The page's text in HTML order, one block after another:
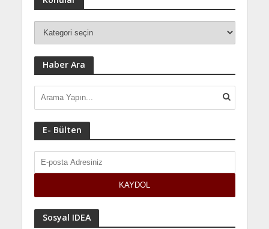
Haber Ara
E- Bülten
Sosyal IDEA